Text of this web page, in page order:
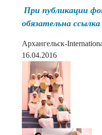
При публикации
обязательна
Архангельск-
16.04.2016